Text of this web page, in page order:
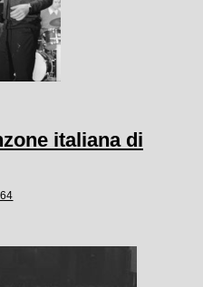
italiana di